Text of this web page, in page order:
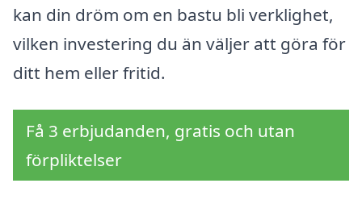
kan din dröm om en bastu bli verklighet,
vilken investering du än väljer att göra för
ditt hem eller fritid.
Få 3 erbjudanden, gratis och utan
förpliktelser